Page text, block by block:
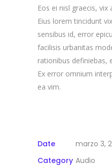
Eos ei nisl graecis,
Eius lorem tincidunt
sensibus id, error
facilisis urbanitas
rationibus definiebas,
Ex error omnium
ea vim.
Date
marzo 3,
Category Audio